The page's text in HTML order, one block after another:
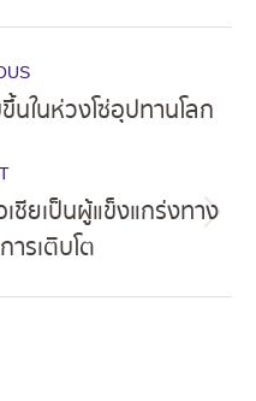
นในห่วงโซ่อุปทานโลก
ชียเป็นผู้แข็งแกร่งทาง
ารเติบโต